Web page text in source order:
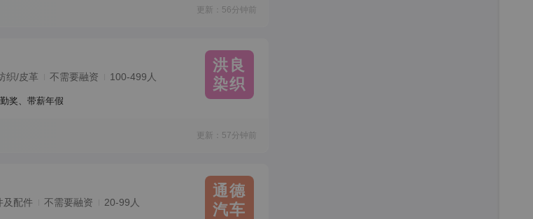
更新：56分钟前
织/皮革 不需要融资 100-499人
奖、带薪年假
洪良
染织
更新：57分钟前
及配件 不需要融资 20-99人
通德
汽车